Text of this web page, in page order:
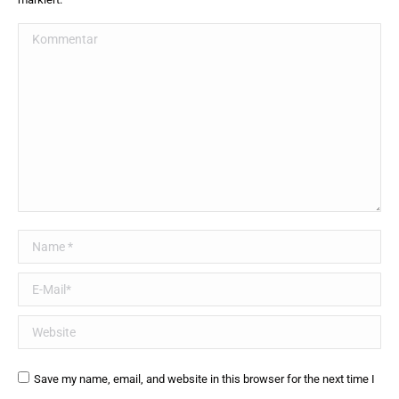
Kommentar
Name *
E-Mail *
Website
Save my name, email, and website in this browser for the next time I